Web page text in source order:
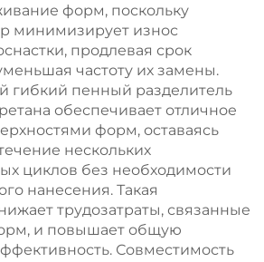
форм, поскольку
минимизирует износ
продлевая срок
частоту их замены.
гибкий пенный разделитель
обеспечивает отличное
форм, оставаясь
нескольких
циклов без необходимости
нанесения. Такая
трудозатраты, связанные
и повышает общую
Совместимость